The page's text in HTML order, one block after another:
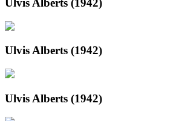
Ulvis Alberts (1942)
Ulvis Alberts (1942)
Ulvis Alberts (1942)